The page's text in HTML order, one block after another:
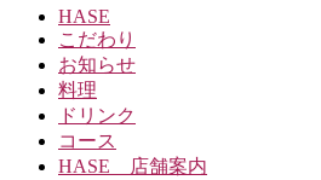
HASE
こだわり
お知らせ
料理
ドリンク
コース
HASE 店舗案内